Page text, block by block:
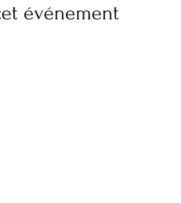
événement